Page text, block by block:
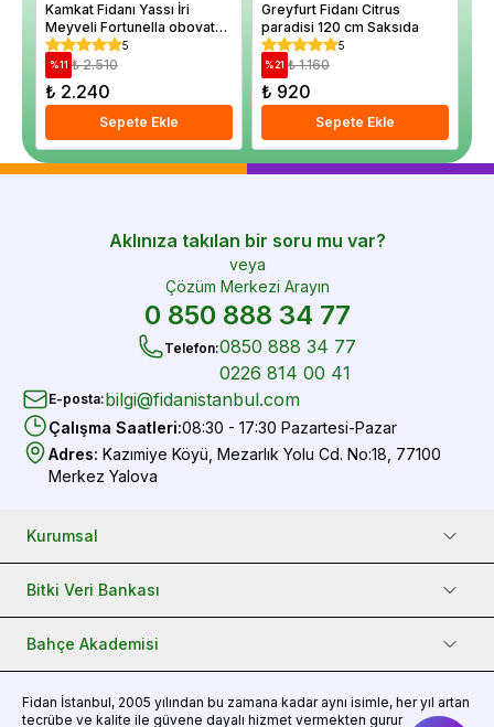
Kamkat Fidanı Yassı İri
Meyveli Fortunella obovata
Fukushu 40 60 cm Saksıda
5
%11 ₺ 2.510
₺ 2.240
Sepete Ekle
Greyfurt Fidanı Citrus
paradisi 120 cm Saksıda
5
%21 ₺ 1.160
₺ 920
Sepete Ekle
Aklınıza takılan bir soru mu var?
veya
Çözüm Merkezi Arayın
0 850 888 34 77
Telefon:0850 888 34 77
0226 814 00 41
E-posta:bilgi@fidanistanbul.com
Çalışma Saatleri:08:30 - 17:30 Pazartesi-Pazar
Adres: Kazımiye Köyü, Mezarlık Yolu Cd. No:18, 77100
Merkez Yalova
Kurumsal
Bitki Veri Bankası
Bahçe Akademisi
Fidan İstanbul, 2005 yılından bu zamana kadar aynı isimle, her yıl artan
tecrübe ve kalite ile güvene dayalı hizmet vermekten gurur